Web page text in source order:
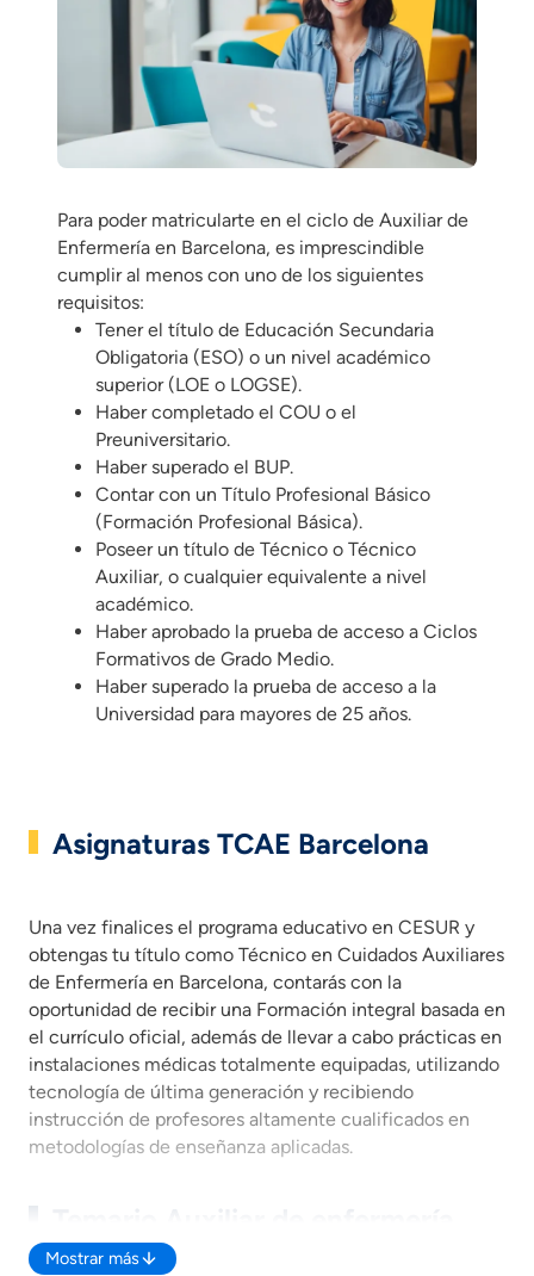
Para poder matricularte en el ciclo de Auxiliar de
Enfermería en Barcelona, es imprescindible
cumplir al menos con uno de los siguientes
requisitos:
Tener el título de Educación Secundaria
Obligatoria (ESO) o un nivel académico
superior (LOE o LOGSE).
Haber completado el COU o el
Preuniversitario.
Haber superado el BUP.
Contar con un Título Profesional Básico
(Formación Profesional Básica).
Poseer un título de Técnico o Técnico
Auxiliar, o cualquier equivalente a nivel
académico.
Haber aprobado la prueba de acceso a Ciclos
Formativos de Grado Medio.
Haber superado la prueba de acceso a la
Universidad para mayores de 25 años.
Asignaturas TCAE Barcelona
Una vez finalices el programa educativo en CESUR y
obtengas tu título como Técnico en Cuidados Auxiliares
de Enfermería en Barcelona, contarás con la
oportunidad de recibir una Formación integral basada en
el currículo oficial, además de llevar a cabo prácticas en
instalaciones médicas totalmente equipadas, utilizando
tecnología de última generación y recibiendo
instrucción de profesores altamente cualificados en
metodologías de enseñanza aplicadas.
Barcelona
Mostrar más